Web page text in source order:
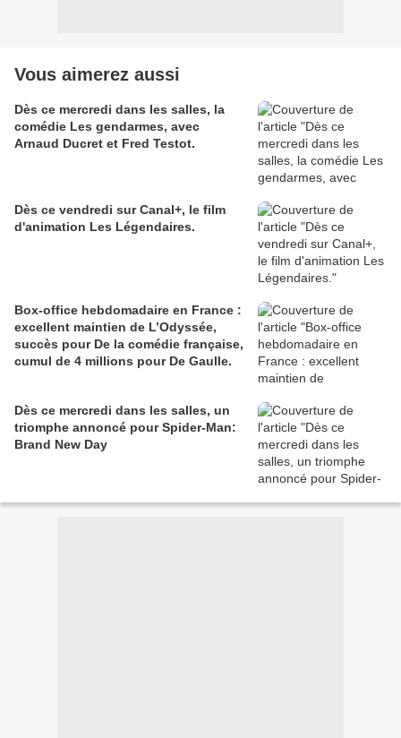
Vous aimerez aussi
Dès ce mercredi dans les salles, la
comédie Les gendarmes, avec
Arnaud Ducret et Fred Testot.
Dès ce vendredi sur Canal+, le film
d'animation Les Légendaires.
Box-office hebdomadaire en France :
excellent maintien de L’Odyssée,
succès pour De la comédie française,
cumul de 4 millions pour De Gaulle.
Dès ce mercredi dans les salles, un
triomphe annoncé pour Spider-Man:
Brand New Day